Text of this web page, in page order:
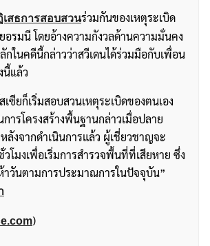
เสธการสอบสวนร่วมกันของเหตุระเบิด
อรมนี โดยอ้างความกังวลด้านความมั่นคง
กในคดีนี้กล่าวว่าสวีเดนได้ร่วมมือกับเพื่อน
นี้แล้ว
ซียก็เริ่มสอบสวนเหตุระเบิดของตนเอง
ารโครงสร้างพื้นฐานกล่าวเมื่อปลาย
ลังจากดำเนินการแล้ว ผู้เชี่ยวชาญจะ
โมงเพื่อเริ่มการสำรวจพื้นที่ที่เสียหาย ซึ่ง
าวันตามการประมาณการในปัจจุบัน”
)